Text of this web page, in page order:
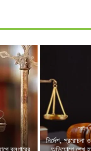
আইন
নির্দেশ, প্ররোচনা